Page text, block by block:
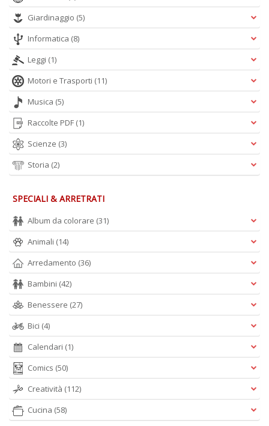
Giardinaggio (5)
Informatica (8)
Leggi (1)
Motori e Trasporti (11)
Musica (5)
Raccolte PDF (1)
Scienze (3)
Storia (2)
SPECIALI & ARRETRATI
Album da colorare (31)
Animali (14)
Arredamento (36)
Bambini (42)
Benessere (27)
Bici (4)
Calendari (1)
Comics (50)
Creatività (112)
Cucina (58)